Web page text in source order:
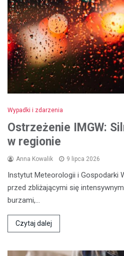
Wypadki i zdarzenia
Ostrzeżenie IMGW:
w regionie
Anna Kowalik 9 lipca 2026
Instytut Meteorologii i Gospodarki
przed zbliżającymi się
burzami,…
Czytaj dalej